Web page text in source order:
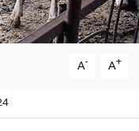
A- A+